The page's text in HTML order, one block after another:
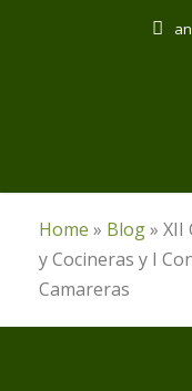
Home » Blog» XII
y Cocineras y I
Camareras